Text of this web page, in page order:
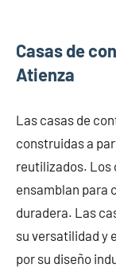
Casas de
Atienza
Las casas de
construidas a
reutilizados. Los
ensamblan para
duradera. Las
su versatilidad y
por su diseño